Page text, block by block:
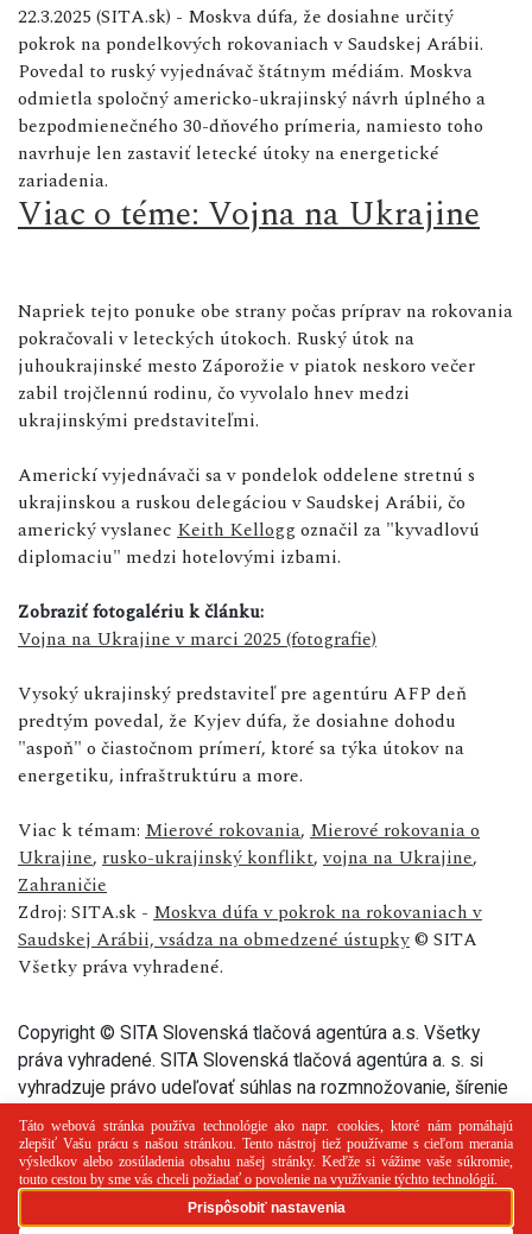
22.3.2025 (SITA.sk) - Moskva dúfa, že dosiahne určitý
pokrok na pondelkových rokovaniach v Saudskej Arábii.
Povedal to ruský vyjednávač štátnym médiám. Moskva
odmietla spoločný americko-ukrajinský návrh úplného a
bezpodmienečného 30-dňového prímeria, namiesto toho
navrhuje len zastaviť letecké útoky na energetické
zariadenia.
Viac o téme: Vojna na Ukrajine
Napriek tejto ponuke obe strany počas príprav na rokovania
pokračovali v leteckých útokoch. Ruský útok na
juhoukrajinské mesto Záporožie v piatok neskoro večer
zabil trojčlennú rodinu, čo vyvolalo hnev medzi
ukrajinskými predstaviteľmi.
Americkí vyjednávači sa v pondelok oddelene stretnú s
ukrajinskou a ruskou delegáciou v Saudskej Arábii, čo
americký vyslanec Keith Kelloggoznačil za "kyvadlovú
diplomaciu" medzi hotelovými izbami.
Zobraziť fotogalériu k článku:
Vojna na Ukrajine v marci 2025 (fotografie)
Vysoký ukrajinský predstaviteľ pre agentúru AFP deň
predtým povedal, že Kyjev dúfa, že dosiahne dohodu
"aspoň" o čiastočnom prímerí, ktoré sa týka útokov na
energetiku, infraštruktúru a more.
Viac k témam: Mierové rokovania, Mierové rokovania o
Ukrajine, rusko-ukrajinský konflikt,vojna na Ukrajine,
Zahraničie
Zdroj: SITA.sk - Moskva dúfa v pokrok na rokovaniach v
Saudskej Arábii, vsádza na obmedzené ústupky© SITA
Všetky práva vyhradené.
Copyright © SITA Slovenská tlačová agentúra a.s. Všetky
práva vyhradené. SITA Slovenská tlačová agentúra a. s. si
vyhradzuje právo udeľovať súhlas na rozmnožovanie, šírenie